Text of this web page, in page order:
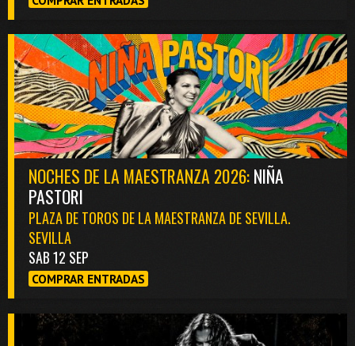
NOCHES DE LA MAESTRANZA 2026:NIÑA
PASTORI
PLAZA DE TOROS DE LA MAESTRANZA DE SEVILLA.
SEVILLA
SAB 12 SEP
COMPRAR ENTRADAS